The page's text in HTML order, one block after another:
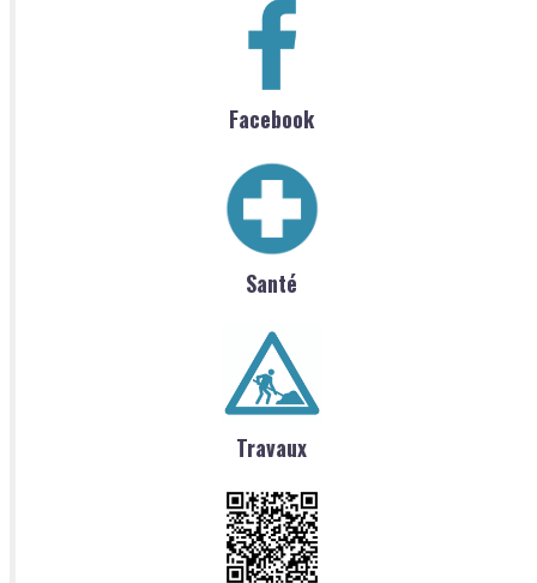
Facebook
Santé
Travaux